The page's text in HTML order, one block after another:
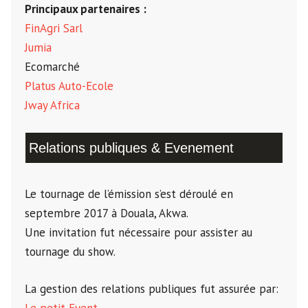
Principaux partenaires :
FinAgri Sarl
Jumia
Ecomarché
Platus Auto-Ecole
Jway Africa
Relations publiques & Evenement
Le tournage de l’émission s’est déroulé en
septembre 2017 à Douala, Akwa.
Une invitation fut nécessaire pour assister au
tournage du show.
La gestion des relations publiques fut assurée par: